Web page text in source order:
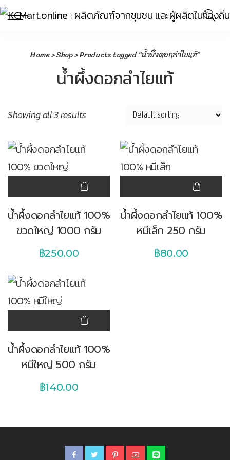
Home>Shop> Products tagged “น้ำผึ้งดอกลำไยแท้”
น้ำผึ้งดอกลำไยแท้
Showing all 3 results
น้ำผึ้งดอกลำไยแท้ 100%
ขวดใหญ่ 1000 กรัม
฿250.00
น้ำผึ้งดอกลำไยแท้ 100%
หมีเล็ก 250 กรัม
฿80.00
น้ำผึ้งดอกลำไยแท้ 100%
หมีใหญ่ 500 กรัม
฿140.00